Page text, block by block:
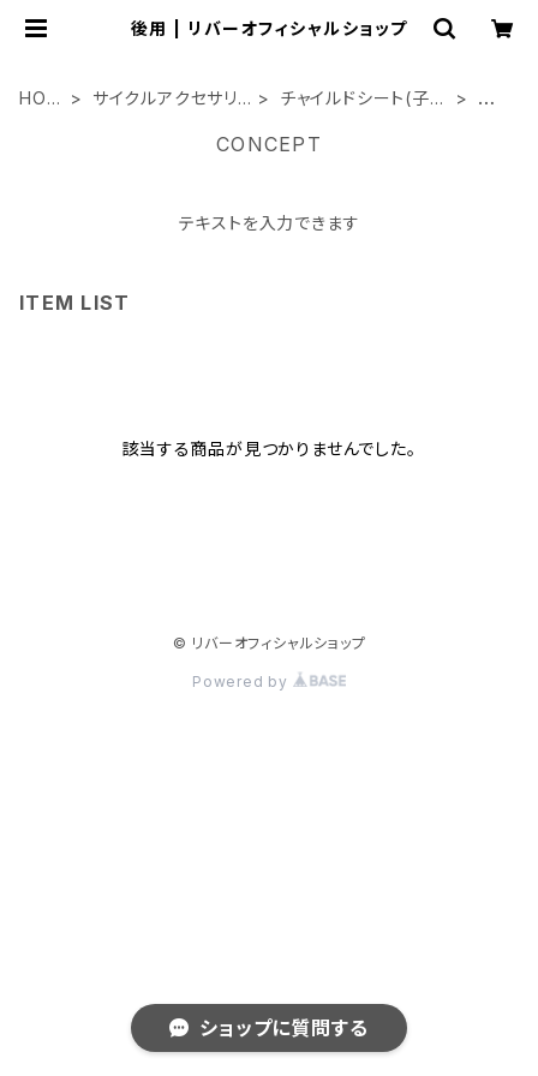
後用 | リバーオフィシャルショップ
HOM
サイクルアクセサリ
チャイルドシート(子乗
後
CONCEPT
テキストを入力できます
ITEM LIST
該当する商品が見つかりませんでした。
© リバーオフィシャルショップ
Powered by
ショップに質問する